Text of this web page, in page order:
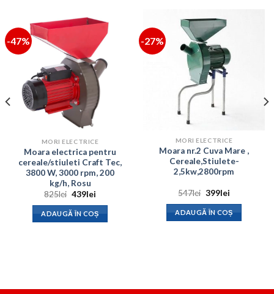
-47%
MORI ELECTRICE
Moara electrica pentru
cereale/stiuleti Craft Tec,
3800 W, 3000 rpm, 200
kg/h, Rosu
825lei Prețul
a
fost:
825lei.
439leiPrețul
este:
439lei.
ADAUGĂ ÎN COȘ
-27%
MORI ELECTRICE
Moara nr.2 Cuva Mare ,
Cereale,Stiulete-
2,5kw,2800rpm
547lei Prețul
a
fost:
547lei.
399leiPrețul
este:
399lei.
ADAUGĂ ÎN COȘ